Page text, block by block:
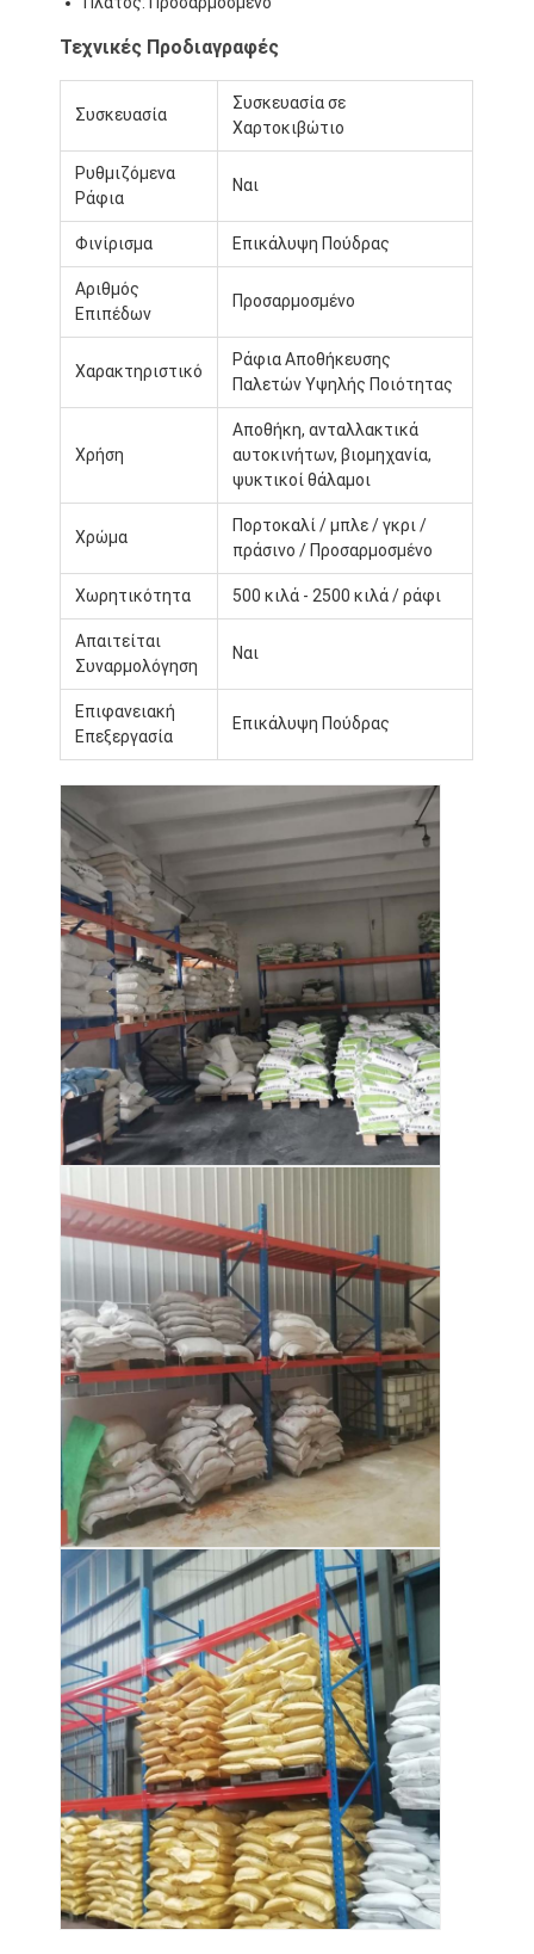
αλουμινένιες παλέτες
κιβώτιο παλετών μετάλλων
Κλουβιά από συρματόπλεγμα
Τεχνικές Προδιαγραφές
Συσκευασία
Συσκευασία σε
Χαρτοκιβώτιο
Ρυθμιζόμενα
Ράφια
Ναι
Φινίρισμα Επικάλυψη Πούδρας
Αριθμός
Επιπέδων
Προσαρμοσμένο
Χαρακτηριστικό
Ράφια Αποθήκευσης
Παλετών Υψηλής Ποιότητας
Χρήση
Αποθήκη, ανταλλακτικά
αυτοκινήτων, βιομηχανία,
ψυκτικοί θάλαμοι
Χρώμα
Πορτοκαλί / μπλε / γκρι /
πράσινο / Προσαρμοσμένο
Χωρητικότητα 500 κιλά - 2500 κιλά / ράφι
Απαιτείται
Συναρμολόγηση
Ναι
Επιφανειακή
Επεξεργασία
Επικάλυψη Πούδρας